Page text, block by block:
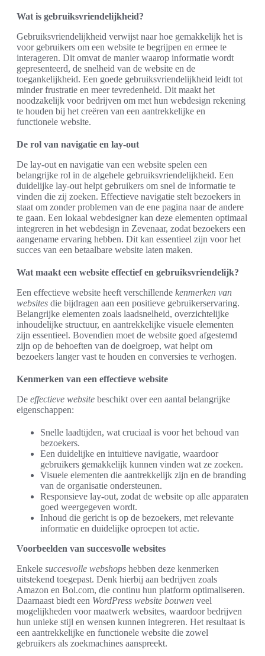
Wat is gebruiksvriendelijkheid?
Gebruiksvriendelijkheid verwijst naar hoe gemakkelijk het is
voor gebruikers om een website te begrijpen en ermee te
interageren. Dit omvat de manier waarop informatie wordt
gepresenteerd, de snelheid van de website en de
toegankelijkheid. Een goede gebruiksvriendelijkheid leidt tot
minder frustratie en meer tevredenheid. Dit maakt het
noodzakelijk voor bedrijven om met hun webdesign rekening
te houden bij het creëren van een aantrekkelijke en
functionele website.
De rol van navigatie en lay-out
De lay-out en navigatie van een website spelen een
belangrijke rol in de algehele gebruiksvriendelijkheid. Een
duidelijke lay-out helpt gebruikers om snel de informatie te
vinden die zij zoeken. Effectieve navigatie stelt bezoekers in
staat om zonder problemen van de ene pagina naar de andere
te gaan. Een lokaal webdesigner kan deze elementen optimaal
integreren in het webdesign in Zevenaar, zodat bezoekers een
aangename ervaring hebben. Dit kan essentieel zijn voor het
succes van een betaalbare website laten maken.
Wat maakt een website effectief en gebruiksvriendelijk?
Een effectieve website heeft verschillende kenmerken van
websites die bijdragen aan een positieve gebruikerservaring.
Belangrijke elementen zoals laadsnelheid, overzichtelijke
inhoudelijke structuur, en aantrekkelijke visuele elementen
zijn essentieel. Bovendien moet de website goed afgestemd
zijn op de behoeften van de doelgroep, wat helpt om
bezoekers langer vast te houden en conversies te verhogen.
Kenmerken van een effectieve website
De effectieve website beschikt over een aantal belangrijke
eigenschappen:
Snelle laadtijden, wat cruciaal is voor het behoud van
bezoekers.
Een duidelijke en intuïtieve navigatie, waardoor
gebruikers gemakkelijk kunnen vinden wat ze zoeken.
Visuele elementen die aantrekkelijk zijn en de branding
van de organisatie ondersteunen.
Responsieve lay-out, zodat de website op alle apparaten
goed weergegeven wordt.
Inhoud die gericht is op de bezoekers, met relevante
informatie en duidelijke oproepen tot actie.
Voorbeelden van succesvolle websites
Enkele succesvolle webshops hebben deze kenmerken
uitstekend toegepast. Denk hierbij aan bedrijven zoals
Amazon en Bol.com, die continu hun platform optimaliseren.
Daarnaast biedt een WordPress website bouwen veel
mogelijkheden voor maatwerk websites, waardoor bedrijven
hun unieke stijl en wensen kunnen integreren. Het resultaat is
een aantrekkelijke en functionele website die zowel
gebruikers als zoekmachines aanspreekt.